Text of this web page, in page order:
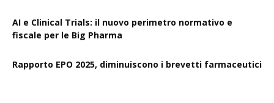
AI e Clinical Trials: il nuovo perimetro normativo e
fiscale per le Big Pharma
Rapporto EPO 2025, diminuiscono i brevetti farmaceutici